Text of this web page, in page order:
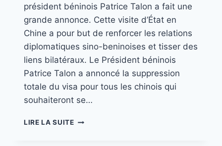
président béninois Patrice Talon a fait une
grande annonce. Cette visite d’État en
Chine a pour but de renforcer les relations
diplomatiques sino-beninoises et tisser des
liens bilatéraux. Le Président béninois
Patrice Talon a annoncé la suppression
totale du visa pour tous les chinois qui
souhaiteront se…
LIRE LA SUITE